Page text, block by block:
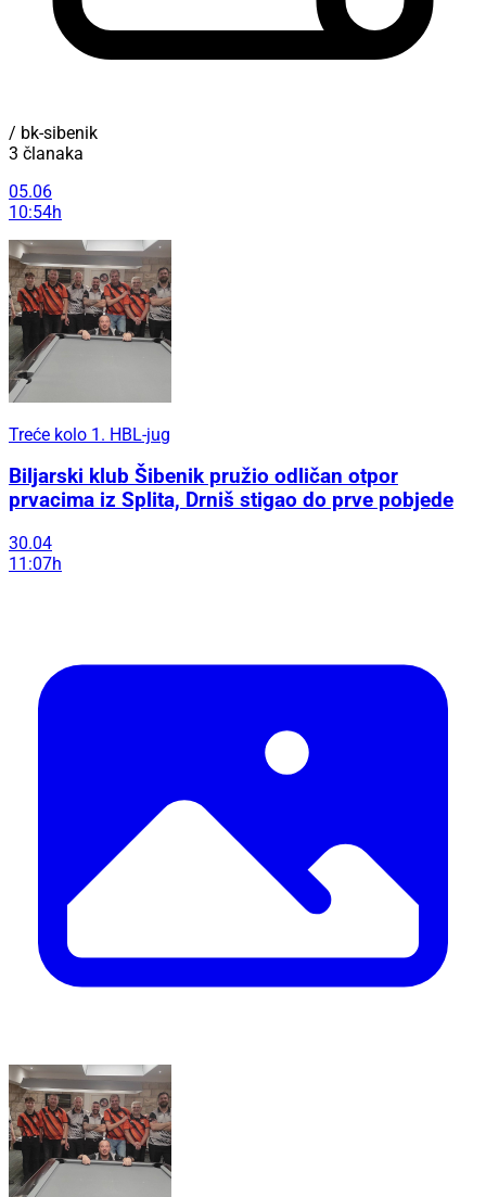
/ bk-sibenik
3 članaka
05.06
10:54h
Treće kolo 1. HBL-jug
Biljarski klub Šibenik pružio odličan otpor
prvacima iz Splita, Drniš stigao do prve pobjede
30.04
11:07h